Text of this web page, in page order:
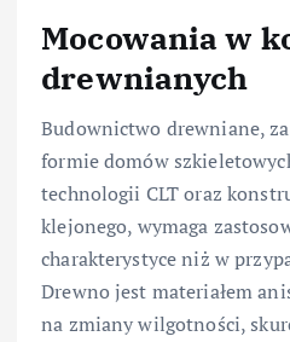
Mocowania w
drewnianych
Budownictwo drewniane,
formie domów
technologii CLT oraz
klejonego, wymaga
charakterystyce niż w
Drewno jest materiałem
na zmiany wilgotności,